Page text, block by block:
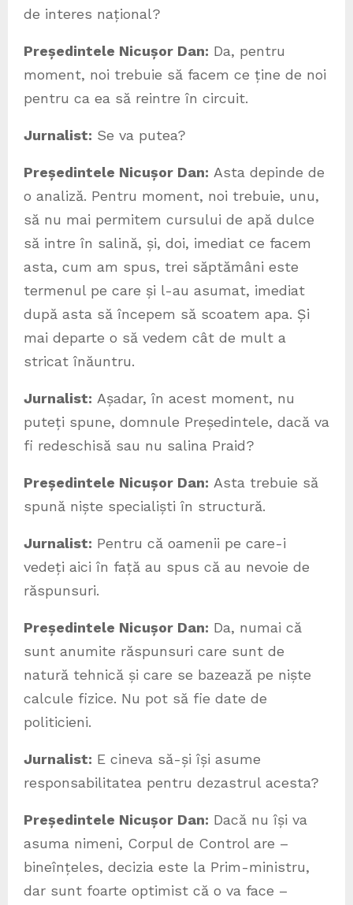
de interes național?
Președintele Nicușor Dan: Da, pentru
moment, noi trebuie să facem ce ține de noi
pentru ca ea să reintre în circuit.
Jurnalist: Se va putea?
Președintele Nicușor Dan: Asta depinde de
o analiză. Pentru moment, noi trebuie, unu,
să nu mai permitem cursului de apă dulce
să intre în salină, și, doi, imediat ce facem
asta, cum am spus, trei săptămâni este
termenul pe care și l-au asumat, imediat
după asta să începem să scoatem apa. Și
mai departe o să vedem cât de mult a
stricat înăuntru.
Jurnalist: Așadar, în acest moment, nu
puteți spune, domnule Președintele, dacă va
fi redeschisă sau nu salina Praid?
Președintele Nicușor Dan: Asta trebuie să
spună niște specialiști în structură.
Jurnalist: Pentru că oamenii pe care-i
vedeți aici în față au spus că au nevoie de
răspunsuri.
Președintele Nicușor Dan: Da, numai că
sunt anumite răspunsuri care sunt de
natură tehnică și care se bazează pe niște
calcule fizice. Nu pot să fie date de
politicieni.
Jurnalist: E cineva să-și își asume
responsabilitatea pentru dezastrul acesta?
Președintele Nicușor Dan: Dacă nu își va
asuma nimeni, Corpul de Control are –
bineînțeles, decizia este la Prim-ministru,
dar sunt foarte optimist că o va face –